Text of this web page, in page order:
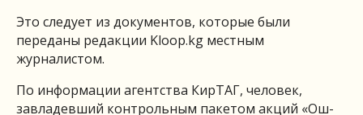
Это следует из документов, которые были
переданы редакции Kloop.kg местным
журналистом.
По информации агентства КирТАГ, человек,
завладевший контрольным пакетом акций «Ош-